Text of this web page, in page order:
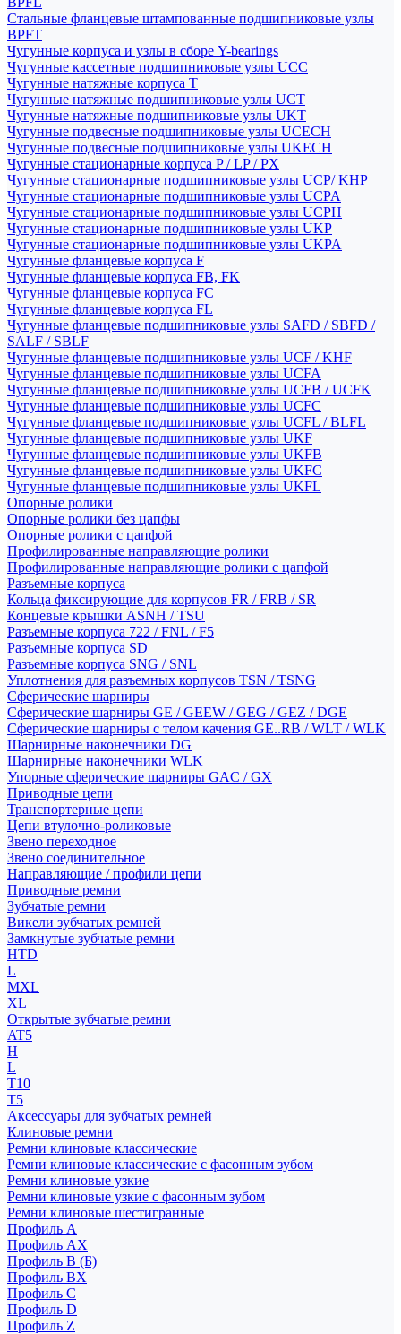
Стальные фланцевые штампованные подшипниковые узлы
BPFT
Чугунные корпуса и узлы в сборе Y-bearings
Чугунные кассетные подшипниковые узлы UCC
Чугунные натяжные корпуса T
Чугунные натяжные подшипниковые узлы UCT
Чугунные натяжные подшипниковые узлы UKT
Чугунные подвесные подшипниковые узлы UCECH
Чугунные подвесные подшипниковые узлы UKECH
Чугунные стационарные корпуса P / LP / PX
Чугунные стационарные подшипниковые узлы UCP/ KHP
Чугунные стационарные подшипниковые узлы UCPA
Чугунные стационарные подшипниковые узлы UCPH
Чугунные стационарные подшипниковые узлы UKP
Чугунные стационарные подшипниковые узлы UKPA
Чугунные фланцевые корпуса F
Чугунные фланцевые корпуса FB, FK
Чугунные фланцевые корпуса FC
Чугунные фланцевые корпуса FL
Чугунные фланцевые подшипниковые узлы SAFD / SBFD /
SALF / SBLF
Чугунные фланцевые подшипниковые узлы UCF / KHF
Чугунные фланцевые подшипниковые узлы UCFA
Чугунные фланцевые подшипниковые узлы UCFB / UCFK
Чугунные фланцевые подшипниковые узлы UCFC
Чугунные фланцевые подшипниковые узлы UCFL / BLFL
Чугунные фланцевые подшипниковые узлы UKF
Чугунные фланцевые подшипниковые узлы UKFB
Чугунные фланцевые подшипниковые узлы UKFC
Чугунные фланцевые подшипниковые узлы UKFL
Опорные ролики
Опорные ролики без цапфы
Опорные ролики с цапфой
Профилированные направляющие ролики
Профилированные направляющие ролики с цапфой
Разъемные корпуса
Кольца фиксирующие для корпусов FR / FRB / SR
Концевые крышки ASNH / TSU
Разъемные корпуса 722 / FNL / F5
Разъемные корпуса SD
Разъемные корпуса SNG / SNL
Уплотнения для разъемных корпусов TSN / TSNG
Сферические шарниры
Сферические шарниры GE / GEEW / GEG / GEZ / DGE
Сферические шарниры с телом качения GE..RB / WLT / WLK
Шарнирные наконечники DG
Шарнирные наконечники WLK
Упорные сферические шарниры GAC / GX
Приводные цепи
Транспортерные цепи
Цепи втулочно-роликовые
Звено переходное
Звено соединительное
Направляющие / профили цепи
Приводные ремни
Зубчатые ремни
Викели зубчатых ремней
Замкнутые зубчатые ремни
HTD
L
MXL
XL
Открытые зубчатые ремни
AT5
H
L
T10
T5
Аксессуары для зубчатых ремней
Клиновые ремни
Ремни клиновые классические
Ремни клиновые классические с фасонным зубом
Ремни клиновые узкие
Ремни клиновые узкие с фасонным зубом
Ремни клиновые шестигранные
Профиль A
Профиль AX
Профиль B (Б)
Профиль BX
Профиль C
Профиль D
Профиль Z